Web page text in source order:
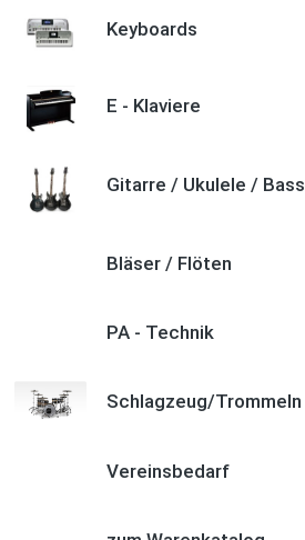
Quelle: Google-Rezension
Super Beratung, toller Service und schöner
Klavierunterricht.
Absolut empfehlenswert.
Keyboards
E - Klaviere
Gitarre / Ukulele / Bass
Bläser / Flöten
PA - Technik
Schlagzeug/Trommeln
Vereinsbedarf